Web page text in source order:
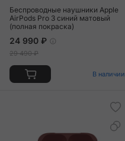
Беспроводные наушники Apple
AirPods Pro 3 синий матовый
(полная покраска)
24 990 ₽
29 490 ₽
В наличии